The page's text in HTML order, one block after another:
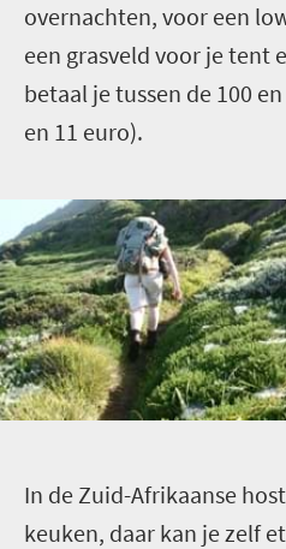
overnachten, voor een
een grasveld voor je tent
betaal je tussen de 100
en 11 euro).
In de Zuid-Afrikaanse
keuken, daar kan je zelf